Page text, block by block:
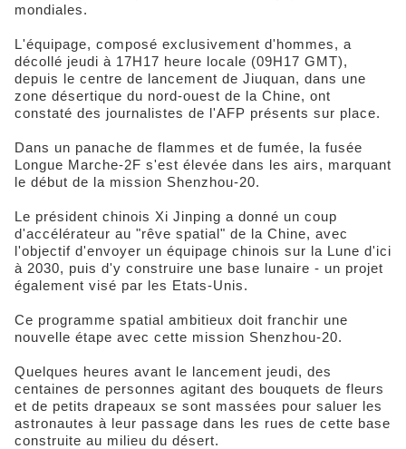
mondiales.
L'équipage, composé exclusivement d'hommes, a
décollé jeudi à 17H17 heure locale (09H17 GMT),
depuis le centre de lancement de Jiuquan, dans une
zone désertique du nord-ouest de la Chine, ont
constaté des journalistes de l'AFP présents sur place.
Dans un panache de flammes et de fumée, la fusée
Longue Marche-2F s'est élevée dans les airs, marquant
le début de la mission Shenzhou-20.
Le président chinois Xi Jinping a donné un coup
d'accélérateur au "rêve spatial" de la Chine, avec
l'objectif d'envoyer un équipage chinois sur la Lune d'ici
à 2030, puis d'y construire une base lunaire - un projet
également visé par les Etats-Unis.
Ce programme spatial ambitieux doit franchir une
nouvelle étape avec cette mission Shenzhou-20.
Quelques heures avant le lancement jeudi, des
centaines de personnes agitant des bouquets de fleurs
et de petits drapeaux se sont massées pour saluer les
astronautes à leur passage dans les rues de cette base
construite au milieu du désert.